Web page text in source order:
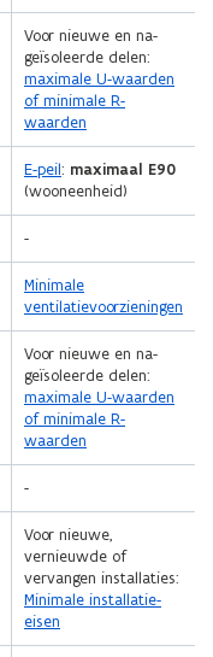
Voor nieuwe en na-
geïsoleerde delen:
maximale U-waarden
of minimale R-
waarden
E-peil: maximaal E90
(wooneenheid)
-
Minimale
ventilatievoorzieningen
Voor nieuwe en na-
geïsoleerde delen:
maximale U-waarden
of minimale R-
waarden
-
Voor nieuwe,
vernieuwde of
vervangen installaties:
Minimale installatie-
eisen